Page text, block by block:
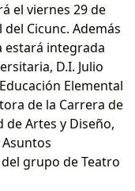
el viernes 29 de
Cicunc. Además
estará integrada
D.I. Julio
Elemental
de la Carrera de
de Artes y Diseño,
grupo de Teatro